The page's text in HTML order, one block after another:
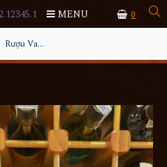
0
MENU
Rượu Vang Delini Passieno Italia